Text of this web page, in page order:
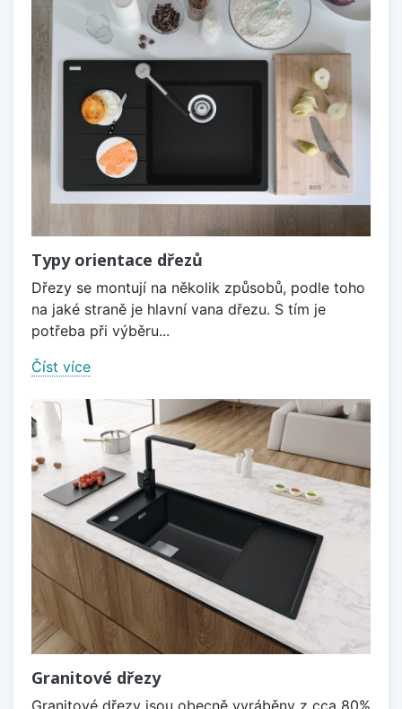
Typy orientace dřezů
Dřezy se montují na několik způsobů, podle toho
na jaké straně je hlavní vana dřezu. S tím je
potřeba při výběru...
Číst více
Granitové dřezy
Granitové dřezy jsou obecně vyráběny z cca 80%